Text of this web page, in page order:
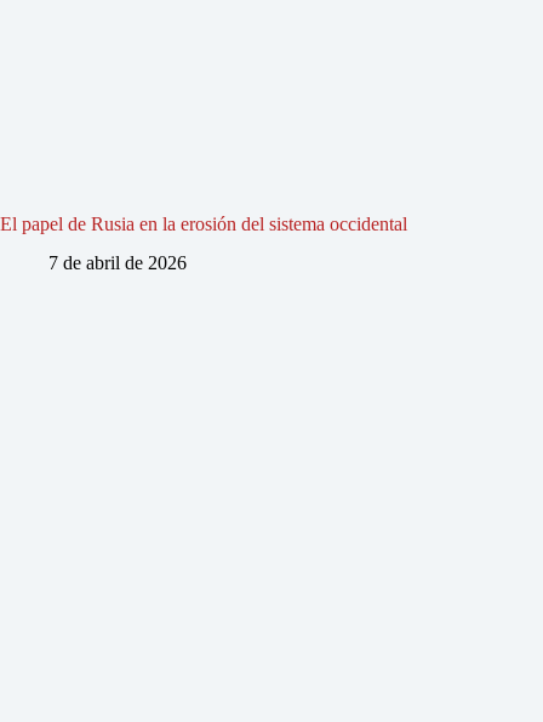
El papel de Rusia en la erosión del sistema occidental
7 de abril de 2026